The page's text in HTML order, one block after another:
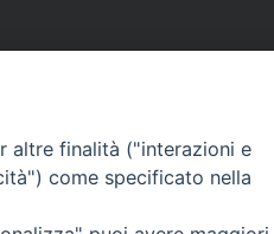
altre finalità ("interazioni e
come specificato nella